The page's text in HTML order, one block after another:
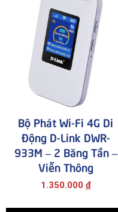
Bộ Phát Wi-Fi 4G Di
Động D-Link DWR-
933M – 2 Băng Tần –
Viễn Thông
1.350.000 đ